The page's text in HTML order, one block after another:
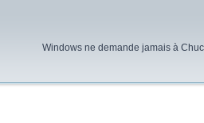
Windows ne demande jamais à